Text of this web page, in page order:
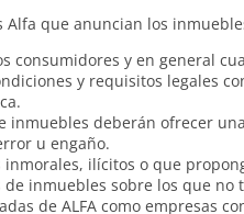
Alfa que anuncian los
consumidores y en general
y requisitos legales
inmuebles deberán ofrecer
u engaño.
ilícitos o que
inmuebles sobre los que
de ALFA como empresas